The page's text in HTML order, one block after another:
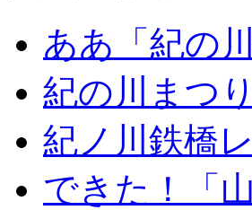
ああ「紀の
紀の川まつ
紀ノ川鉄橋
できた！「